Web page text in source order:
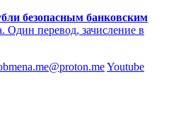
безопасным банковским
Один перевод, зачисление в
Youtube